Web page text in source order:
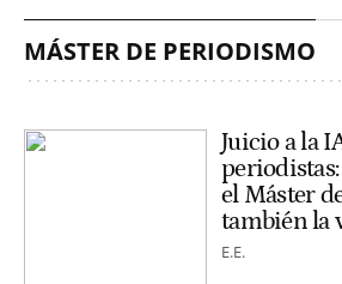
MÁSTER DE PERIODISMO
Juicio a la
el Máster
también la
E.E.